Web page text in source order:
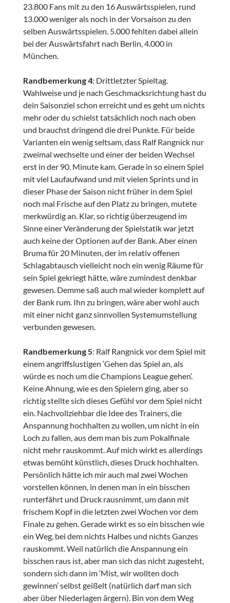
23.800 Fans mit zu den 16 Auswärtsspielen, rund
13.000 weniger als noch in der Vorsaison zu den
selben Auswärtsspielen. 5.000 fehlten dabei allein
bei der Auswärtsfahrt nach Berlin, 4.000 in
München.
Randbemerkung 4: Drittletzter Spieltag.
Wahlweise und je nach Geschmacksrichtung hast du
dein Saisonziel schon erreicht und es geht um nichts
mehr oder du schielst tatsächlich noch nach oben
und brauchst dringend die drei Punkte. Für beide
Varianten ein wenig seltsam, dass Ralf Rangnick nur
zweimal wechselte und einer der beiden Wechsel
erst in der 90. Minute kam. Gerade in so einem Spiel
mit viel Laufaufwand und mit vielen Sprints und in
dieser Phase der Saison nicht früher in dem Spiel
noch mal Frische auf den Platz zu bringen, mutete
merkwürdig an. Klar, so richtig überzeugend im
Sinne einer Veränderung der Spielstatik war jetzt
auch keine der Optionen auf der Bank. Aber einen
Bruma für 20 Minuten, der im relativ offenen
Schlagabtausch vielleicht noch ein wenig Räume für
sein Spiel gekriegt hätte, wäre zumindest denkbar
gewesen. Demme saß auch mal wieder komplett auf
der Bank rum. Ihn zu bringen, wäre aber wohl auch
mit einer nicht ganz sinnvollen Systemumstellung
verbunden gewesen.
Randbemerkung 5: Ralf Rangnick vor dem Spiel mit
einem angriffslustigen ‘Gehen das Spiel an, als
würde es noch um die Champions League gehen’.
Keine Ahnung, wie es den Spielern ging, aber so
richtig stellte sich dieses Gefühl vor dem Spiel nicht
ein. Nachvollziehbar die Idee des Trainers, die
Anspannung hochhalten zu wollen, um nicht in ein
Loch zu fallen, aus dem man bis zum Pokalfinale
nicht mehr rauskommt. Auf mich wirkt es allerdings
etwas bemüht künstlich, dieses Druck hochhalten.
Persönlich hätte ich mir auch mal zwei Wochen
vorstellen können, in denen man in ein bisschen
runterfährt und Druck rausnimmt, um dann mit
frischem Kopf in die letzten zwei Wochen vor dem
Finale zu gehen. Gerade wirkt es so ein bisschen wie
ein Weg, bei dem nichts Halbes und nichts Ganzes
rauskommt. Weil natürlich die Anspannung ein
bisschen raus ist, aber man sich das nicht zugesteht,
sondern sich dann im ‘Mist, wir wollten doch
gewinnen’ selbst geißelt (natürlich darf man sich
aber über Niederlagen ärgern). Bin von dem Weg